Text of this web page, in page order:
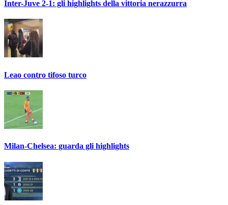
Inter-Juve 2-1: gli highlights della vittoria nerazzurra
Leao contro tifoso turco
Milan-Chelsea: guarda gli highlights